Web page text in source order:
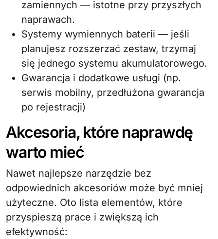
zamiennych — istotne przy przyszłych
naprawach.
Systemy wymiennych baterii — jeśli
planujesz rozszerzać zestaw, trzymaj
się jednego systemu akumulatorowego.
Gwarancja i dodatkowe usługi (np.
serwis mobilny, przedłużona gwarancja
po rejestracji)
Akcesoria, które naprawdę
warto mieć
Nawet najlepsze narzędzie bez
odpowiednich akcesoriów może być mniej
użyteczne. Oto lista elementów, które
przyspieszą prace i zwiększą ich
efektywność: